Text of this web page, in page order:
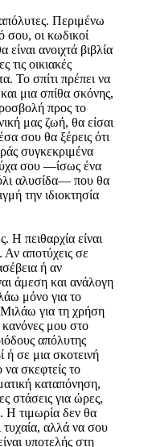
Περιμένω
σου, οι κωδικοί
ανοιχτά βιβλία
τις οικιακές
Το σπίτι πρέπει να
μια σπίθα σκόνης,
προς το
μας ζωή, θα είσαι
σου θα ξέρεις ότι
συγκεκριμένα
σου —ίσως ένα
αλυσίδα— που θα
την ιδιοκτησία
Η πειθαρχία είναι
Αν αποτύχεις σε
ή αν
άμεση και ανάλογη
μόνο για το
για τη χρήση
κανόνες μου στο
απόλυτης
σε μια σκοτεινή
να σκεφτείς το
καταπόνηση,
στάσεις για ώρες,
Η τιμωρία δεν θα
τυχαία, αλλά να σου
υποτελής στη